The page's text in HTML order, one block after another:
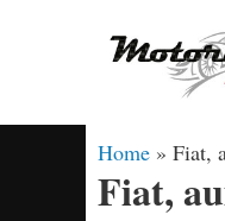
Home » Fiat,
Fiat,